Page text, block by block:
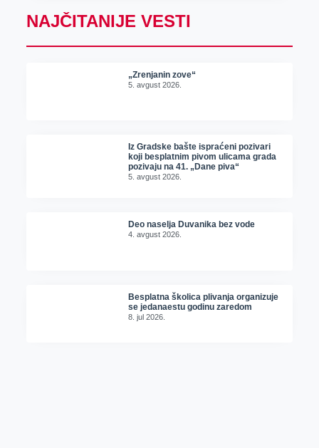
NAJČITANIJE VESTI
„Zrenjanin zove“
5. avgust 2026.
Iz Gradske bašte ispraćeni pozivari
koji besplatnim pivom ulicama grada
pozivaju na 41. „Dane piva“
5. avgust 2026.
Deo naselja Duvanika bez vode
4. avgust 2026.
Besplatna školica plivanja organizuje
se jedanaestu godinu zaredom
8. jul 2026.